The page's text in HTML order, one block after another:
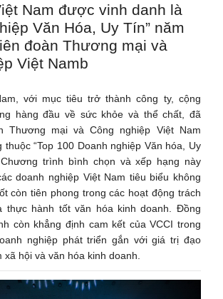
Nam được vinh danh là
Văn Hóa, Uy Tín” năm
đoàn Thương mại và
Việt Namb
với mục tiêu trở thành công ty, cộng
hàng đầu về sức khỏe và thể chất, đã
Thương mại và Công nghiệp Việt Nam
thuộc “Top 100 Doanh nghiệp Văn hóa, Uy
trình bình chọn và xếp hạng này
doanh nghiệp Việt Nam tiêu biểu không
còn tiên phong trong các hoạt động trách
thực hành tốt văn hóa kinh doanh. Đồng
còn khẳng định cam kết của VCCI trong
nghiệp phát triển gắn với giá trị đạo
hội và văn hóa kinh doanh.